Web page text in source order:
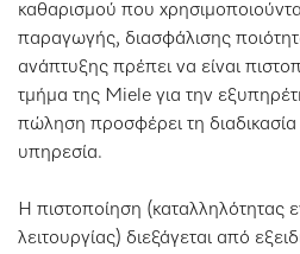
καθαρισμού που
παραγωγής, διασφάλισης
ανάπτυξης πρέπει να είναι
τμήμα της Miele για την
πώληση προσφέρει τη διαδικασία
υπηρεσία.
Η πιστοποίηση (καταλληλότητας
λειτουργίας) διεξάγεται από